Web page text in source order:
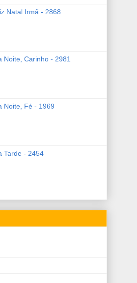
Natal Irmã - 2868
Noite, Carinho - 2981
Noite, Fé - 1969
Tarde - 2454